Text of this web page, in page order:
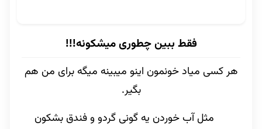
فقط ببین چطوری میشکونه!!!
هر کسی میاد خونمون اینو میبینه میگه برای من هم
بگیر.
مثل آب خوردن یه گونی گردو و فندق بشکون